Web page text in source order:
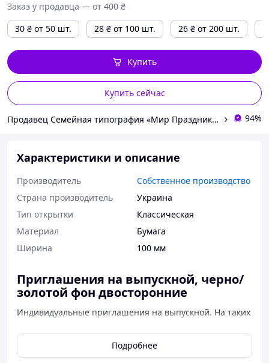
Заказ у продавца — от 400 ₴
30 ₴ от 50 шт. 28 ₴ от 100 шт. 26 ₴ от 200 шт.
Купить сейчас
Купить
Продавец Семейная типография «Мир Праздника» | Полиграфия, печать и индивидуальный дизайн 94%
Характеристики и описание
Производитель
Собственное производство
Страна производитель
Украина
Тип открытки
Классическая
Материал
Бумага
Ширина
100 мм
Приглашения на выпускной, черно/
золотой фон двосторонние
Индивидуальные приглашения на выпускной. На таких
нужную информацию по поводу Вашего праздника.
Размер 10х15см
Подробнее